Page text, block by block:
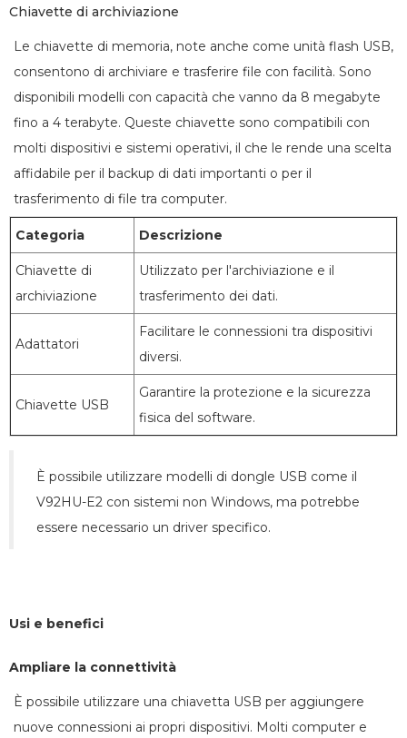
Chiavette di archiviazione
Le chiavette di memoria, note anche come unità flash USB,
consentono di archiviare e trasferire file con facilità. Sono
disponibili modelli con capacità che vanno da 8 megabyte
fino a 4 terabyte. Queste chiavette sono compatibili con
molti dispositivi e sistemi operativi, il che le rende una scelta
affidabile per il backup di dati importanti o per il
trasferimento di file tra computer.
Categoria Descrizione
Chiavette di
archiviazione
Utilizzato per l'archiviazione e il
trasferimento dei dati.
Adattatori
Facilitare le connessioni tra dispositivi
diversi.
Chiavette USB
Garantire la protezione e la sicurezza
fisica del software.
È possibile utilizzare modelli di dongle USB come il
V92HU-E2 con sistemi non Windows, ma potrebbe
essere necessario un driver specifico.
Usi e benefici
Ampliare la connettività
È possibile utilizzare una chiavetta USB per aggiungere
nuove connessioni ai propri dispositivi. Molti computer e